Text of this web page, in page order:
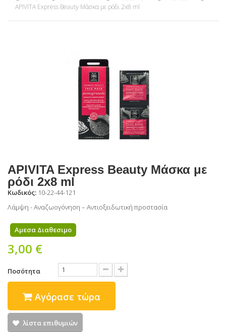
APIVITA Express Beauty Μάσκα με ρόδι 2x8 ml
APIVITA Express Beauty Μάσκα με
ρόδι 2x8 ml
Κωδικός: 10-22-44-121
Λάμψη - Αναζωογόνηση – Αντιοξειδωτική προστασία
Αμεσα Διαθεσιμο
3,00 €
Ποσότητα
Αγόρασε τώρα
λίστα επιθυμιών